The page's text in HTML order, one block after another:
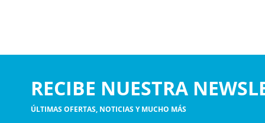
RECIBE NUESTRA
ÚLTIMAS OFERTAS, NOTICIAS Y MUCHO MÁS